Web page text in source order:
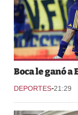
Boca le ganó
DEPORTES-21:29